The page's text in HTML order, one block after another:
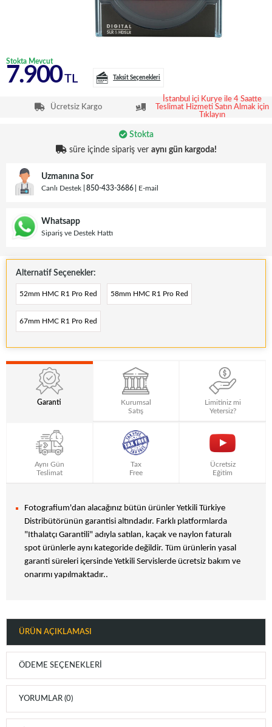
Stokta Mevcut
7.900TL Taksit Seçenekleri
Ücretsiz Kargo
İstanbul içi Kurye ile 4 Saatte
Teslimat Hizmeti Satın Almak için
Tıklayın
Stokta
süre içinde sipariş ver aynı gün kargoda!
Uzmanına Sor
Canlı Destek 850-433-3686 E-mail
Whatsapp
Sipariş ve Destek Hattı
Alternatif Seçenekler:
52mm HMC R1 Pro Red 58mm HMC R1 Pro Red
67mm HMC R1 Pro Red
Garanti
Kurumsal
Satış
Limitiniz mi
Yetersiz?
Aynı Gün
Teslimat
Tax
Free
Ücretsiz
Eğitim
Fotografium'dan alacağınız bütün ürünler Yetkili Türkiye
Distribütörünün garantisi altındadır. Farklı platformlarda
"Ithalatçı Garantili" adıyla satılan, kaçak ve naylon faturalı
spot ürünlerle aynı kategoride değildir. Tüm ürünlerin yasal
garanti süreleri içersinde Yetkili Servislerde ücretsiz bakım ve
onarımı yapılmaktadır..
ÜRÜN AÇIKLAMASI
ÖDEME SEÇENEKLERI
YORUMLAR (0)